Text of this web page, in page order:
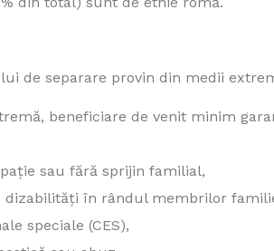
de separare provin din medii
beneficiare de venit minim
sau fără sprijin familial,
dizabilități în rândul membrilor
speciale (CES),